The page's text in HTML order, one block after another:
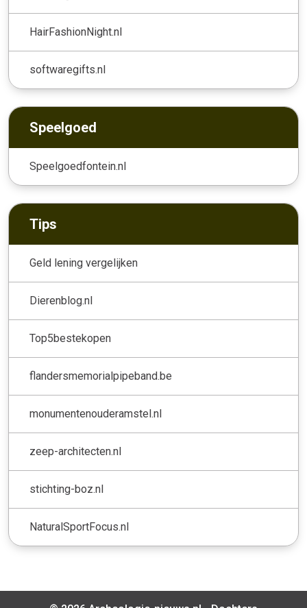
HairFashionNight.nl
softwaregifts.nl
Speelgoed
Speelgoedfontein.nl
Tips
Geld lening vergelijken
Dierenblog.nl
Top5bestekopen
flandersmemorialpipeband.be
monumentenouderamstel.nl
zeep-architecten.nl
stichting-boz.nl
NaturalSportFocus.nl